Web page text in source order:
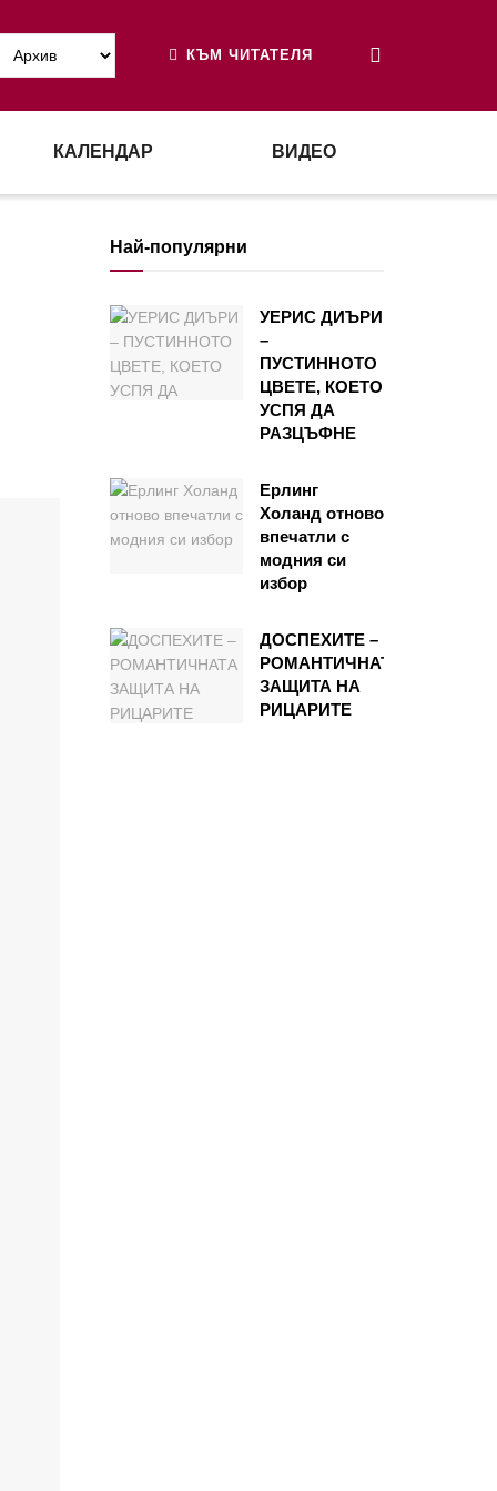
КЪМ ЧИТАТЕЛЯ
КАЛЕНДАР ВИДЕО
Най-популярни
УЕРИС ДИЪРИ
–
ПУСТИННОТО
ЦВЕТЕ, КОЕТО
УСПЯ ДА
РАЗЦЪФНЕ
Ерлинг
Холанд отново
впечатли с
модния си
избор
ДОСПЕХИТЕ –
РОМАНТИЧНАТА
ЗАЩИТА НА
РИЦАРИТЕ